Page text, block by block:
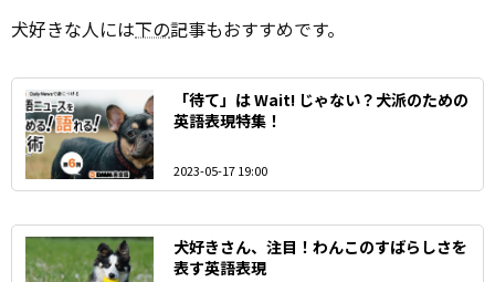
犬好きな人には下の記事もおすすめです。
「待て」は Wait! じゃない？犬派のための
英語表現特集！
2023-05-17 19:00
犬好きさん、注目！わんこのすばらしさを
表す英語表現